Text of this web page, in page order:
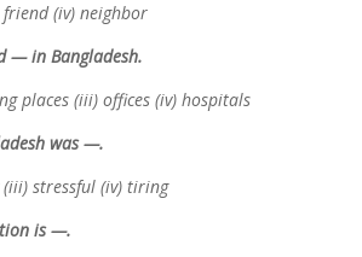
(iv) neighbor
— in Bangladesh.
places (iii) offices (iv) hospitals
was —.
stressful (iv) tiring
is —.